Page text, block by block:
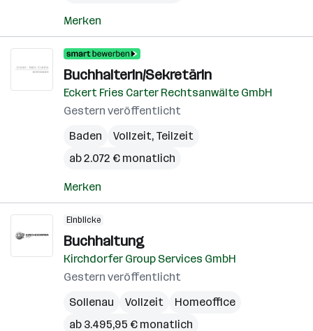
Merken
BuchhalterIn/SekretärIn
Eckert Fries Carter Rechtsanwälte GmbH
Gestern veröffentlicht
Baden
Vollzeit, Teilzeit
ab 2.072 € monatlich
Merken
Einblicke
Buchhaltung
Kirchdorfer Group Services GmbH
Gestern veröffentlicht
Sollenau
Vollzeit
Homeoffice
ab 3.495,95 € monatlich